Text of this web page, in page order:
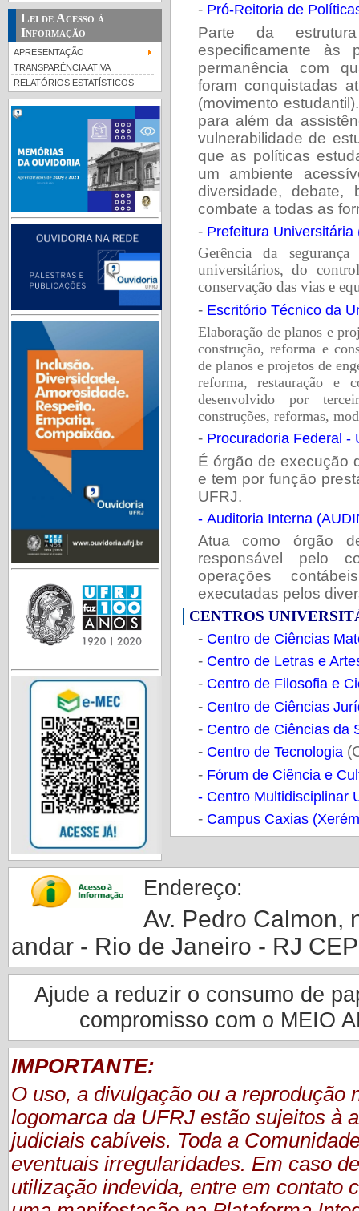
Lei de Acesso à
Informação
APRESENTAÇÃO
TRANSPARÊNCIA ATIVA
RELATÓRIOS ESTATÍSTICOS
-Pró-Reitoria de
Parte da
especificamente às
permanência com
foram conquistadas
(movimento
para além da
vulnerabilidade de
que as políticas
um ambiente
diversidade, debate,
combate a todas as
- Prefeitura Universitária
Gerência da
universitários, do
conservação das vias e
- Escritório Técnico da
Elaboração de planos e
construção, reforma e
de planos e projetos de
reforma, restauração e
desenvolvido por
construções, reformas,
- Procuradoria Federal -
É órgão de execução
e tem por função
UFRJ.
- Auditoria Interna
Atua como órgão
responsável pelo
operações
executadas pelos
CENTROS
- Centro de Ciências
- Centro de Letras e
- Centro de Filosofia e
- Centro de Ciências
- Centro de Ciências da
- Centro de Tecnologia
- Fórum de Ciência e
- Centro Multidisciplinar
- Campus Caxias
Endereço:
Av. Pedro Calmon,
andar - Rio de Janeiro - RJ
Ajude a reduzir o consumo de
compromisso com o MEIO
IMPORTANTE:
O uso, a divulgação ou a reprodução
logomarca da UFRJ estão sujeitos à
judiciais cabíveis. Toda a
eventuais irregularidades. Em caso
utilização indevida, entre em contato